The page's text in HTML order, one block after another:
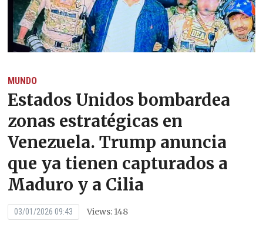
MUNDO
Estados Unidos bombardea
zonas estratégicas en
Venezuela. Trump anuncia
que ya tienen capturados a
Maduro y a Cilia
03/01/2026 09:43 Views: 148